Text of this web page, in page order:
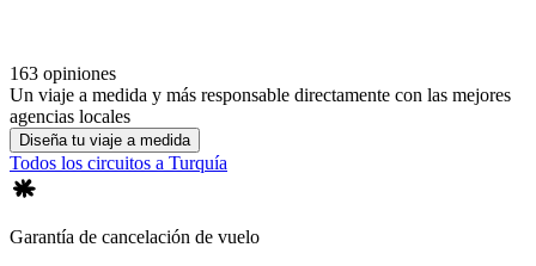
163 opiniones
Un viaje a medida y más responsable directamente con las mejores
agencias locales
Diseña tu viaje a medida
Todos los circuitos a Turquía
Garantía de cancelación de vuelo